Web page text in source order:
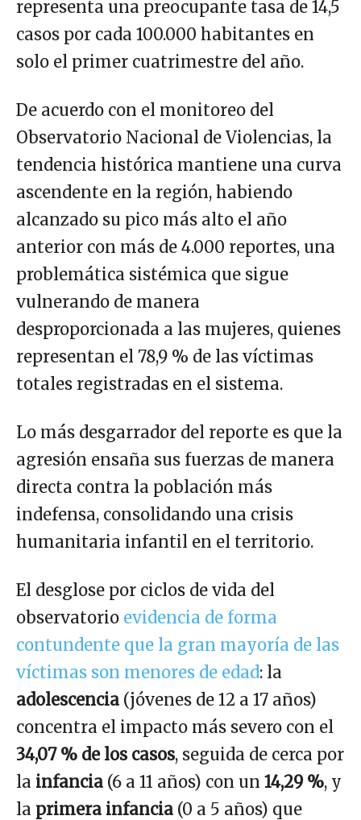
representa una preocupante tasa de 14,5
casos por cada 100.000 habitantes en
solo el primer cuatrimestre del año.
De acuerdo con el monitoreo del
Observatorio Nacional de Violencias, la
tendencia histórica mantiene una curva
ascendente en la región, habiendo
alcanzado su pico más alto el año
anterior con más de 4.000 reportes, una
problemática sistémica que sigue
vulnerando de manera
desproporcionada a las mujeres, quienes
representan el 78,9 % de las víctimas
totales registradas en el sistema.
Lo más desgarrador del reporte es que la
agresión ensaña sus fuerzas de manera
directa contra la población más
indefensa, consolidando una crisis
humanitaria infantil en el territorio.
El desglose por ciclos de vida del
observatorio evidencia de forma
contundente que la gran mayoría de las
víctimas son menores de edad: la
adolescencia (jóvenes de 12 a 17 años)
concentra el impacto más severo con el
34,07 % de los casos, seguida de cerca por
la infancia (6 a 11 años) con un 14,29 %, y
la primera infancia (0 a 5 años) que